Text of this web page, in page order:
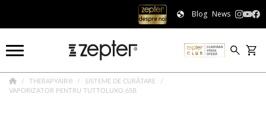
Blog News
THERAPYAIR®
SISTEME DE CURĂȚARE
VAPORIZATOR PENTRU TUTTOLUXO 6SB